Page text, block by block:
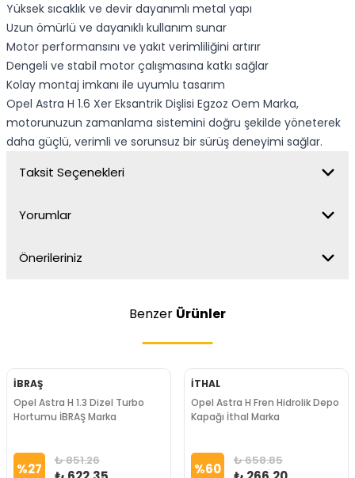
Yüksek sıcaklık ve devir dayanımlı metal yapı
Uzun ömürlü ve dayanıklı kullanım sunar
Motor performansını ve yakıt verimliliğini artırır
Dengeli ve stabil motor çalışmasına katkı sağlar
Kolay montaj imkanı ile uyumlu tasarım
Opel Astra H 1.6 Xer Eksantrik Dişlisi Egzoz Oem Marka,
motorunuzun zamanlama sistemini doğru şekilde yöneterek
daha güçlü, verimli ve sorunsuz bir sürüş deneyimi sağlar.
Taksit Seçenekleri
Yorumlar
Önerileriniz
Benzer Ürünler
İBRAŞ
Opel Astra H 1.3 Dizel Turbo
Hortumu İBRAŞ Marka
%27 ₺ 851.26
İTHAL
Opel Astra H Fren Hidrolik Depo
Kapağı İthal Marka
%60 ₺ 658.85